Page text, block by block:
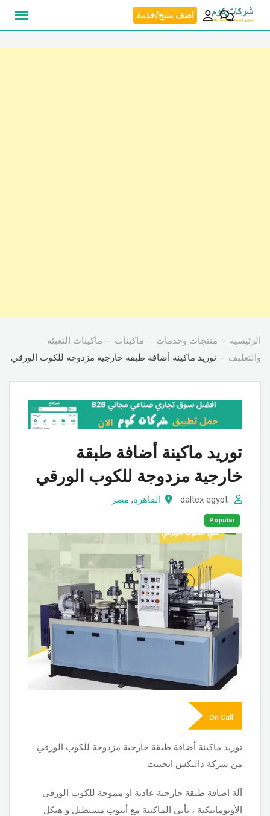
انتقل
اضف منتج/خدمة
الرئيسية منتجات وخدمات ماكينات
ماكينات التعبئة
والتغليف
توريد ماكينة أضافة طبقة خارجية مزدوجة للكوب الورقي
توريد ماكينة أضافة طبقة
خارجية مزدوجة للكوب الورقي
القاهرة, مصر
Popular
On Call
توريد ماكينة أضافة طبقة خارجية مزدوجة للكوب الورقي
من شركة دالتكس ايجيبت.
آلة اضافة طبقة خارجية عادية او مموجة للكوب الورقي
الأوتوماتيكية ، تأتي الماكينة مع أنبوب مستطيل و هيكل